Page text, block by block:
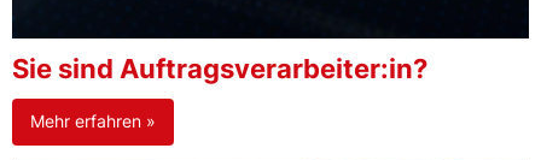
Sie sind Auftragsverarbeiter:in?
Mehr erfahren »